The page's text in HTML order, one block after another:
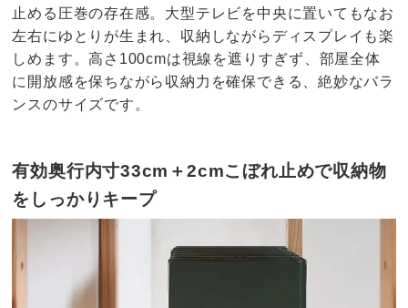
止める圧巻の存在感。大型テレビを中央に置いてもなお
左右にゆとりが生まれ、収納しながらディスプレイも楽
しめます。高さ100cmは視線を遮りすぎず、部屋全体
に開放感を保ちながら収納力を確保できる、絶妙なバラ
ンスのサイズです。
有効奥行内寸33cm＋2cmこぼれ止めで収納物
をしっかりキープ